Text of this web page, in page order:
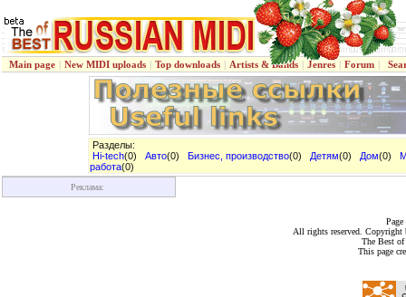
Main page | New MIDI uploads | Top downloads | Artists & Bands | Jenres | Forum |
Разделы:
Hi-tech(0) Авто(0) Бизнес, производство(0) Детям(0) Дом(0)
работа(0)
Реклама:
All rights reserved.
The Best
This page